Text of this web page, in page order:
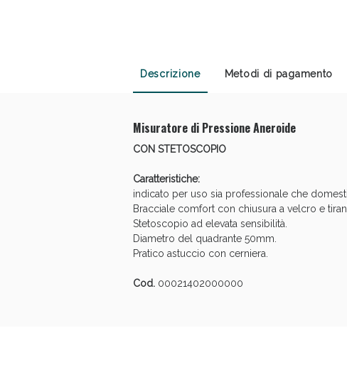
Descrizione Metodi di pagamento
Misuratore di Pressione Aneroide
CON STETOSCOPIO
Caratteristiche:
indicato per uso sia professionale che
Bracciale comfort con chiusura a velcro e
Stetoscopio ad elevata sensibilità.
Diametro del quadrante 50mm.
Pratico astuccio con cerniera.
Cod. 00021402000000